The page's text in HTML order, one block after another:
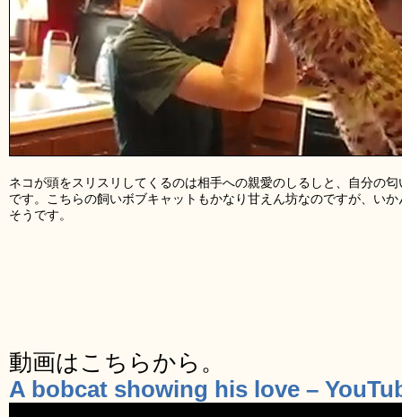
ネコが頭をスリスリしてくるのは相手への親愛のしるしと、自分の
です。こちらの飼いボブキャットもかなり甘えん坊なのですが、い
そうです。
動画はこちらから。
A bobcat showing his love –